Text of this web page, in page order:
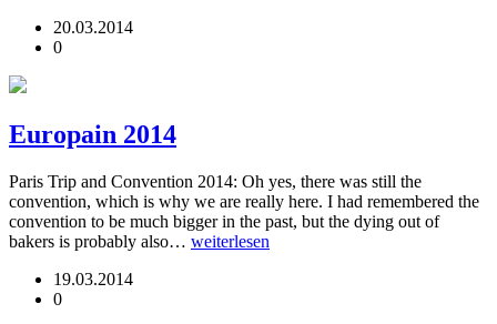
20.03.2014
0
Europain 2014
Paris Trip and Convention 2014: Oh yes, there was still the
convention, which is why we are really here. I had remembered the
convention to be much bigger in the past, but the dying out of
bakers is probably also… weiterlesen
19.03.2014
0